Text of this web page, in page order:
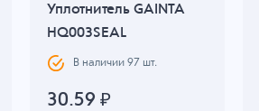
Уплотнитель GAINTA
HQ003SEAL
В наличии97 шт.
30.59 ₽